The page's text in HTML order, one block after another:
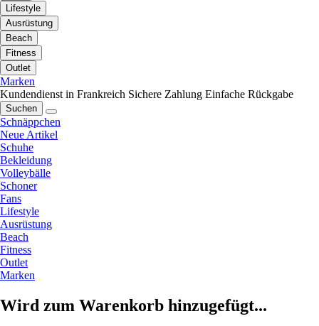
Lifestyle
Ausrüstung
Beach
Fitness
Outlet
Marken
Kundendienst in Frankreich Sichere Zahlung Einfache Rückgabe
Suchen
Schnäppchen
Neue Artikel
Schuhe
Bekleidung
Volleybälle
Schoner
Fans
Lifestyle
Ausrüstung
Beach
Fitness
Outlet
Marken
Wird zum Warenkorb hinzugefügt...